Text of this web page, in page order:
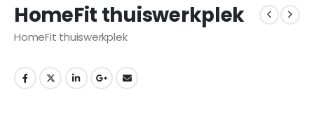
HomeFit thuiswerkplek
HomeFit thuiswerkplek